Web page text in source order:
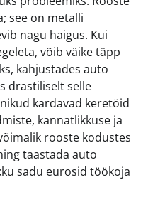
see on metalli
nagu haigus. Kui
võib väike täpp
kahjustades auto
drastiliselt selle
kardavad keretöid
kannatlikkuse ja
rooste kodustes
taastada auto
sadu eurosid töökoja